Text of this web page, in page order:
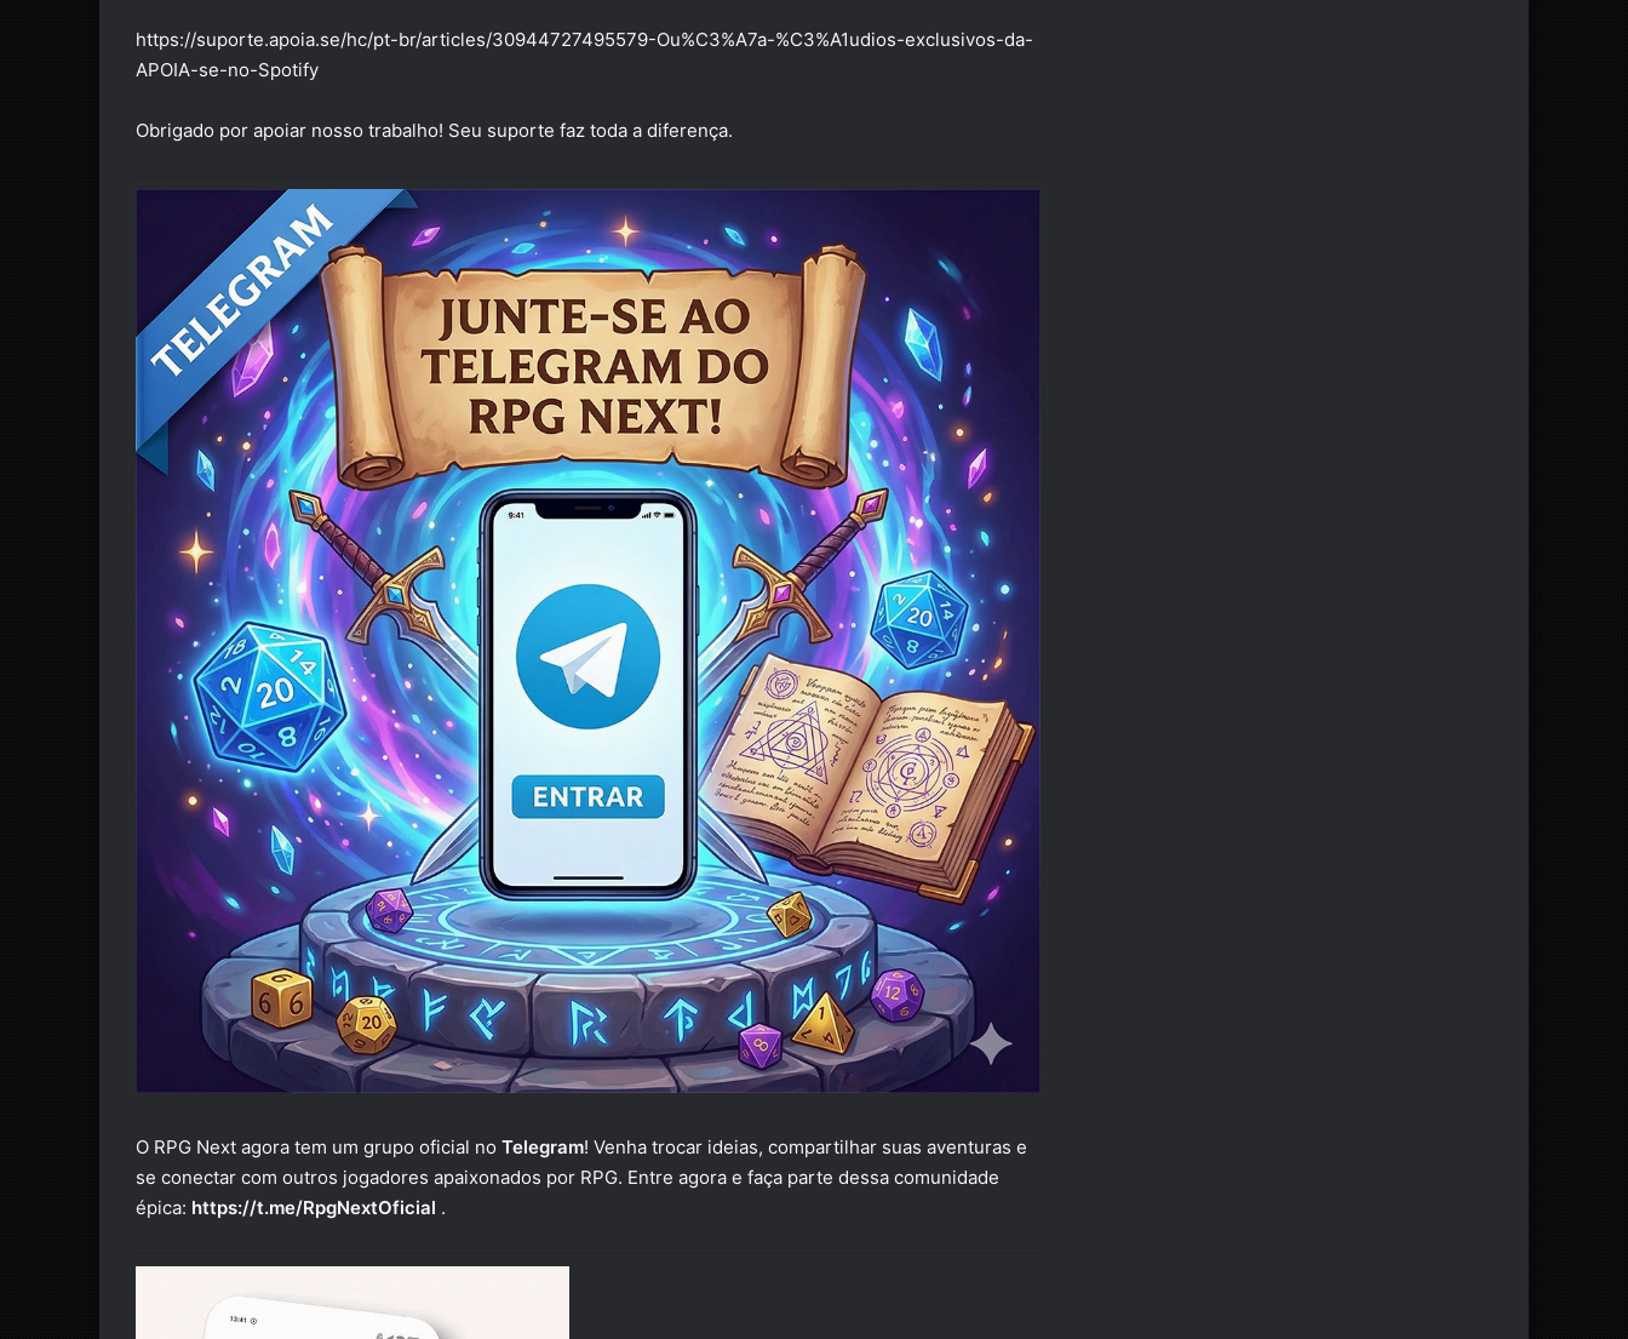
https://suporte.apoia.se/hc/pt-br/articles/30944727495579-Ou%C3%A7a-%C3%A1udios-exclusivos-da-
APOIA-se-no-Spotify
Obrigado por apoiar nosso trabalho! Seu suporte faz toda a diferença.
O RPG Next agora tem um grupo oficial no Telegram! Venha trocar ideias, compartilhar suas aventuras e
se conectar com outros jogadores apaixonados por RPG. Entre agora e faça parte dessa comunidade
épica: https://t.me/RpgNextOficial .